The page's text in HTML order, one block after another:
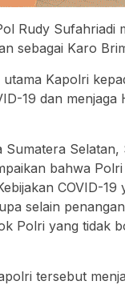
Rudy Sufahriadi
sebagai Karo
Kapolri
19 dan
Selatan,
bahwa
COVID-
selain
Polri yang tidak
tersebut